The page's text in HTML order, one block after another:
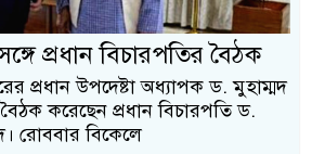
প্রধান বিচারপতির বৈঠক
প্রধান উপদেষ্টা অধ্যাপক ড. মুহাম্মদ
করেছেন প্রধান বিচারপতি ড.
রোববার বিকেলে